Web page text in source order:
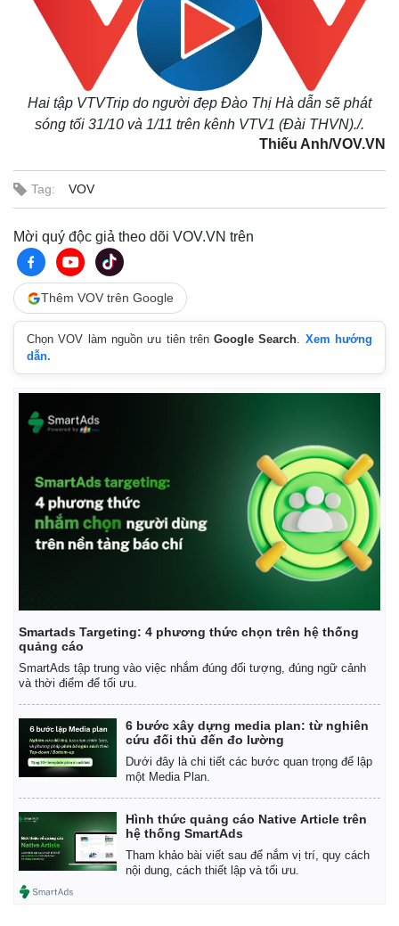
Kinh tế
Khởi nghiệp
Tiêu dùng
Hai tập VTVTrip do người đẹp Đào Thị Hà dẫn sẽ phát
sóng tối 31/10 và 1/11 trên kênh VTV1 (Đài THVN)./.
Thiếu Anh/VOV.VN
Tag: VOV
Mời quý độc giả theo dõi VOV.VN trên
Thêm VOV trên Google
Chọn VOV làm nguồn ưu tiên trênGoogle Search. Xem hướng
dẫn.
Smartads Targeting: 4 phương thức chọn trên hệ thống
quảng cáo
SmartAds tập trung vào việc nhắm đúng đối tượng, đúng ngữ cảnh
và thời điểm để tối ưu.
6 bước xây dựng media plan: từ nghiên
cứu đối thủ đến đo lường
Dưới đây là chi tiết các bước quan trọng để lập
một Media Plan.
Hình thức quảng cáo Native Article trên
hệ thống SmartAds
Tham khảo bài viết sau để nắm vị trí, quy cách
nội dung, cách thiết lập và tối ưu.